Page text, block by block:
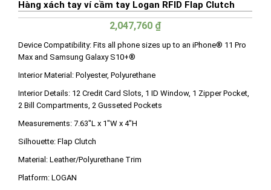
Hàng xách tay ví cầm tay Logan RFID Flap Clutch
2,047,760 ₫
Device Compatibility: Fits all phone sizes up to an iPhone® 11 Pro
Max and Samsung Galaxy S10+®
Interior Material: Polyester, Polyurethane
Interior Details: 12 Credit Card Slots, 1 ID Window, 1 Zipper Pocket,
2 Bill Compartments, 2 Gusseted Pockets
Measurements: 7.63″L x 1″W x 4″H
Silhouette: Flap Clutch
Material: Leather/Polyurethane Trim
Platform: LOGAN